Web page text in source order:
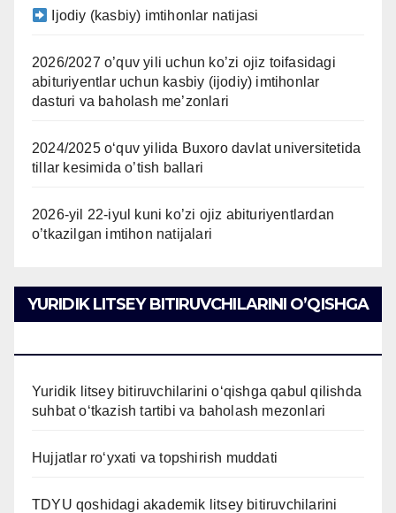
Ijodiy (kasbiy) imtihonlar natijasi
2026/2027 o’quv yili uchun ko’zi ojiz toifasidagi
abituriyentlar uchun kasbiy (ijodiy) imtihonlar
dasturi va baholash me’zonlari
2024/2025 oʻquv yilida Buxoro davlat universitetida
tillar kesimida o’tish ballari
2026-yil 22-iyul kuni ko’zi ojiz abituriyentlardan
o’tkazilgan imtihon natijalari
YURIDIK LITSEY BITIRUVCHILARINI O’QISHGA
Yuridik litsey bitiruvchilarini o‘qishga qabul qilishda
suhbat o‘tkazish tartibi va baholash mezonlari
Hujjatlar ro‘yxati va topshirish muddati
TDYU qoshidagi akademik litsey bitiruvchilarini